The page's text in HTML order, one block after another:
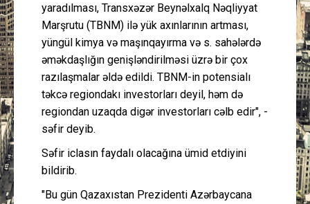
yaradılması, Transxəzər Beynəlxalq Nəqliyyat
Marşrutu (TBNM) ilə yük axınlarının artması,
yüngül kimya və maşınqayırma və s. sahələrdə
əməkdaşlığın genişləndirilməsi üzrə bir çox
razılaşmalar əldə edildi. TBNM-in potensialı
təkcə regiondakı investorları deyil, həm də
regiondan uzaqda digər investorları cəlb edir", -
səfir deyib.
Səfir iclasın faydalı olacağına ümid etdiyini
bildirib.
"Bu gün Qazaxıstan Prezidenti Azərbaycana